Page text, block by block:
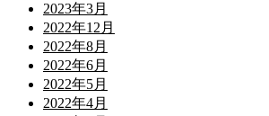
2023年3月
2022年12月
2022年8月
2022年6月
2022年5月
2022年4月